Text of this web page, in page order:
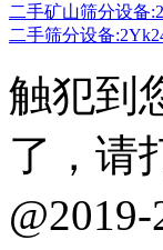
二手矿山筛分设备
二手筛分设备
触犯到
了，请